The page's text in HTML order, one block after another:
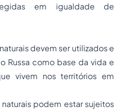
em igualdade de
devem ser utilizados e
Russa como base da vida e
vivem nos territórios em
podem estar sujeitos